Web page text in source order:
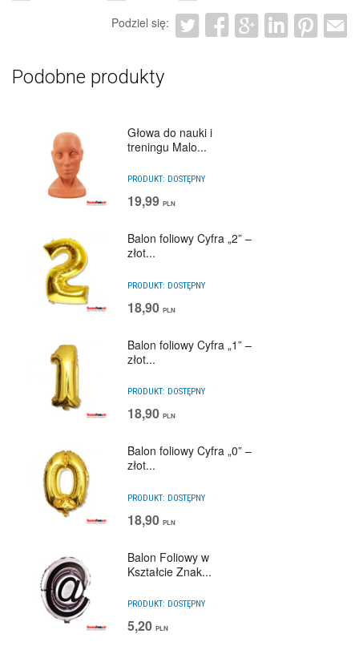
Podziel się:
Podobne produkty
Głowa do nauki i
treningu Malo...
PRODUKT: DOSTĘPNY
19,99 PLN
Balon foliowy Cyfra „2” –
złot...
PRODUKT: DOSTĘPNY
18,90 PLN
Balon foliowy Cyfra „1” –
złot...
PRODUKT: DOSTĘPNY
18,90 PLN
Balon foliowy Cyfra „0” –
złot...
PRODUKT: DOSTĘPNY
18,90 PLN
Balon Foliowy w
Kształcie Znak...
PRODUKT: DOSTĘPNY
5,20 PLN